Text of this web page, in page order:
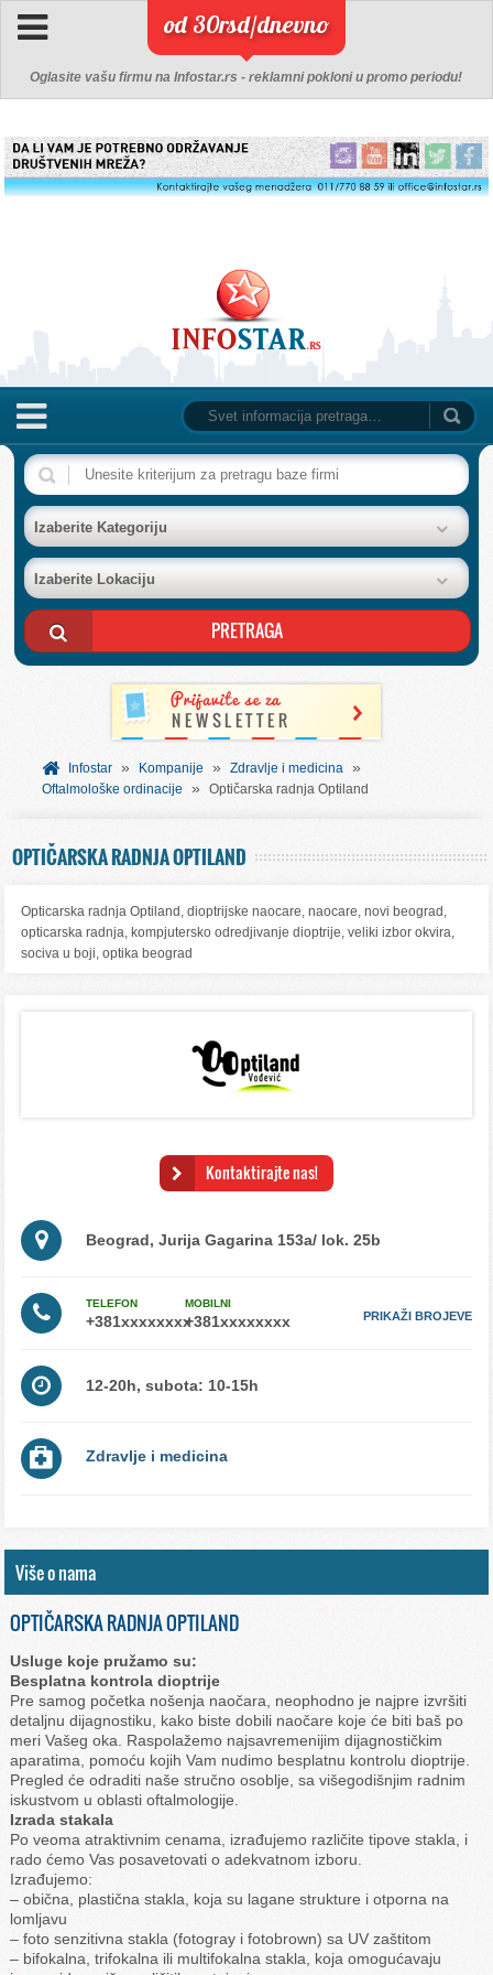
od 30rsd/dnevno
Oglasite vašu firmu na Infostar.rs - reklamni pokloni u promo periodu!
NASLOVNA
BAZA FIRMI
POSLOVNI OGLASI
AKCIJE I KATALOZI
BESPLATNI VAUČERI
SVET INFORMACIJA
Izaberite Kategoriju
Izaberite Lokaciju
Infostar » Kompanije » Zdravlje i medicina »
Oftalmološke ordinacije » Optičarska radnja Optiland
OPTIČARSKA RADNJA OPTILAND
Opticarska radnja Optiland, dioptrijske naocare, naocare, novi beograd,
opticarska radnja, kompjutersko odredjivanje dioptrije, veliki izbor okvira,
sociva u boji, optika beograd
Kontaktirajte nas!
Beograd, Jurija Gagarina 153a/ lok. 25b
TELEFON MOBILNI
PRIKAŽI BROJEVE
12-20h, subota: 10-15h
Zdravlje i medicina
Više o nama
OPTIČARSKA RADNJA OPTILAND
Usluge koje pružamo su:
Besplatna kontrola dioptrije
Pre samog početka nošenja naočara, neophodno je najpre izvršiti
detaljnu dijagnostiku, kako biste dobili naočare koje će biti baš po
meri Vašeg oka. Raspolažemo najsavremenijim dijagnostičkim
aparatima, pomoću kojih Vam nudimo besplatnu kontrolu dioptrije.
Pregled će odraditi naše stručno osoblje, sa višegodišnjim radnim
iskustvom u oblasti oftalmologije.
Izrada stakala
Po veoma atraktivnim cenama, izrađujemo različite tipove stakla, i
rado ćemo Vas posavetovati o adekvatnom izboru.
Izrađujemo:
– obična, plastična stakla, koja su lagane strukture i otporna na
lomljavu
– foto senzitivna stakla (fotogray i fotobrown) sa UV zaštitom
– bifokalna, trifokalna ili multifokalna stakla, koja omogućavaju